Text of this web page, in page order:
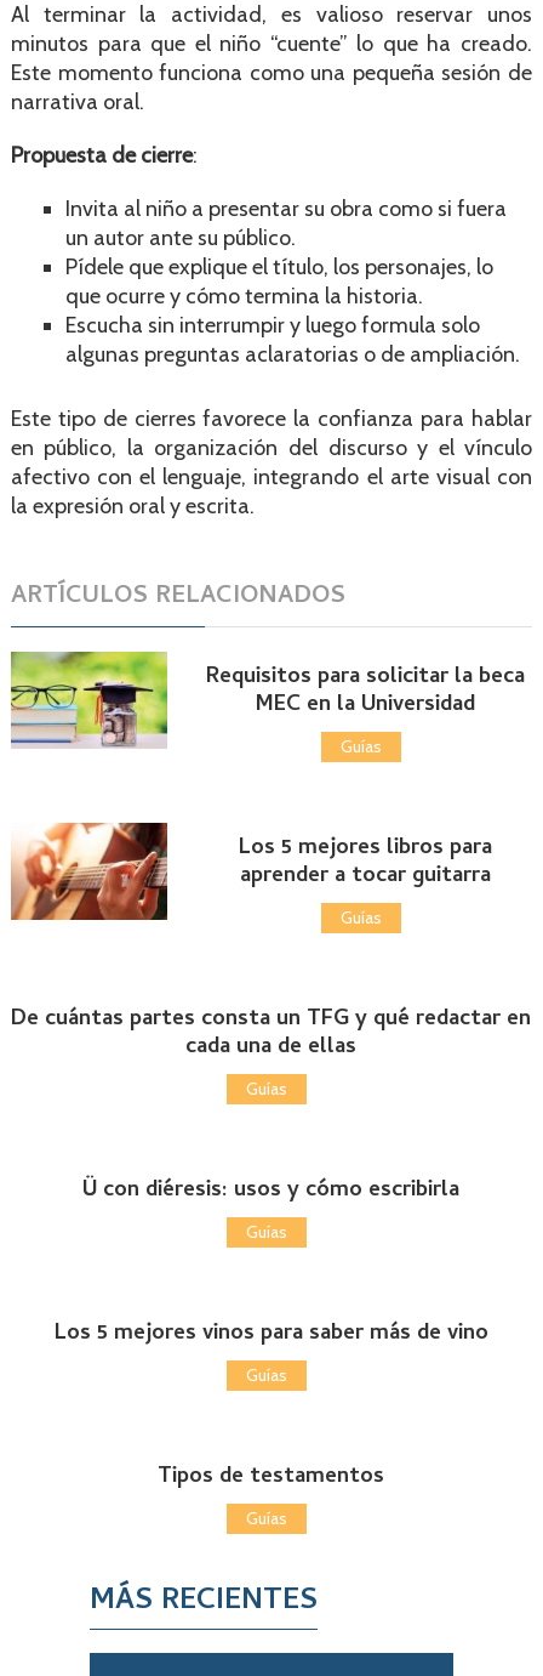
Al terminar la actividad, es valioso reservar unos
minutos para que el niño “cuente” lo que ha creado.
Este momento funciona como una pequeña sesión de
narrativa oral.
Propuesta de cierre:
Invita al niño a presentar su obra como si fuera
un autor ante su público.
Pídele que explique el título, los personajes, lo
que ocurre y cómo termina la historia.
Escucha sin interrumpir y luego formula solo
algunas preguntas aclaratorias o de ampliación.
Este tipo de cierres favorece la confianza para hablar
en público, la organización del discurso y el vínculo
afectivo con el lenguaje, integrando el arte visual con
la expresión oral y escrita.
ARTÍCULOS RELACIONADOS
Requisitos para solicitar la beca
MEC en la Universidad
Guías
Los 5 mejores libros para
aprender a tocar guitarra
Guías
De cuántas partes consta un TFG y qué redactar en
cada una de ellas
Guías
Ü con diéresis: usos y cómo escribirla
Guías
Los 5 mejores vinos para saber más de vino
Guías
Tipos de testamentos
Guías
MÁS RECIENTES